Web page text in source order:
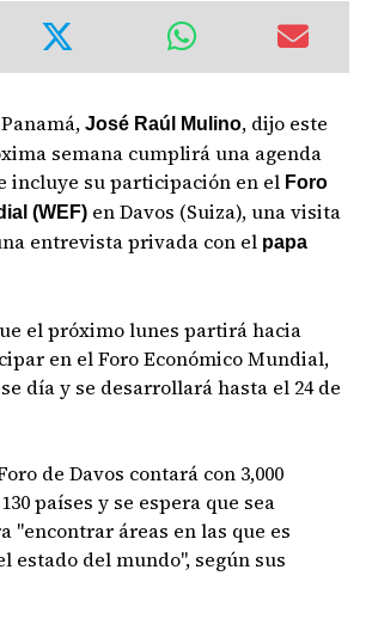
José Raúl Mulino, dijo este
semana cumplirá una agenda
incluye su participación en el Foro
(WEF) en Davos (Suiza), una visita
entrevista privada con el papa
el próximo lunes partirá hacia
en el Foro Económico Mundial,
día y se desarrollará hasta el 24 de
de Davos contará con 3,000
países y se espera que sea
"encontrar áreas en las que es
estado del mundo", según sus